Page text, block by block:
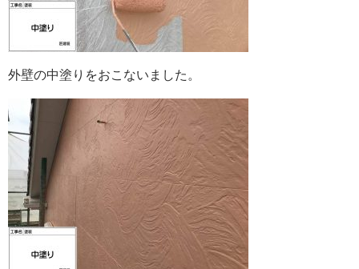
外壁の中塗りをおこないました。